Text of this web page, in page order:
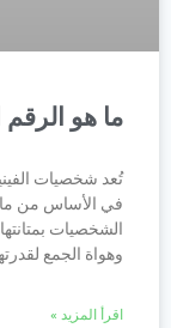
ما هو الرقم
تُعد شخصيات
الشخصيات
وهواة الجمع
اقرأ المزيد »